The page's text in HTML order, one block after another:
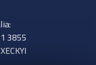
3855